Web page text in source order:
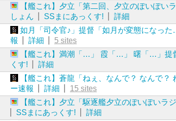
【艦これ】夕立「第二回、夕立のぽいぽい
しょん
SSまにあっくす!
詳細
如月「司令官♪」提督「如月が変態になった
報
詳細
5 sites
【艦これ】満潮「…」 霞「…」 曙「…」提
くす!
詳細
【艦これ】蒼龍「ねぇ、なんで？ なんで？
ー速報
詳細
15 sites
【艦これ】夕立「駆逐艦夕立のぽいぽいラ
SSまにあっくす!
詳細